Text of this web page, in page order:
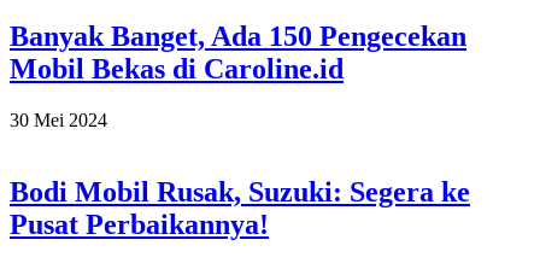
Banyak Banget, Ada 150 Pengecekan
Mobil Bekas di Caroline.id
2024-
30 Mei 2024
Bodi Mobil Rusak, Suzuki: Segera ke
Pusat Perbaikannya!